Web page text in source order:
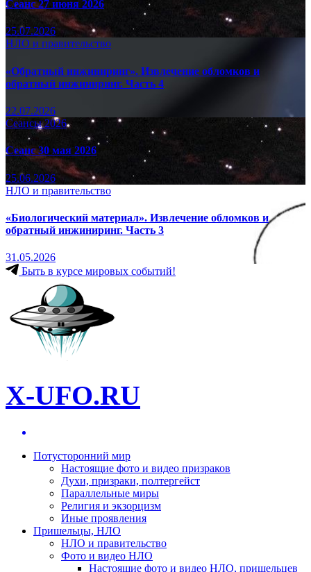
Сеанс 27 июня 2026
25.07.2026
НЛО и правительство
«Обратный инжиниринг». Извлечение обломков и
обратный инжиниринг. Часть 4
22.07.2026
Сеансы 2026
Сеанс 30 мая 2026
25.06.2026
НЛО и правительство
«Биологический материал». Извлечение обломков и
обратный инжиниринг. Часть 3
31.05.2026
Быть в курсе мировых событий!
X-UFO.RU
Потусторонний мир
Настоящие фото и видео призраков
Духи, призраки, полтергейст
Параллельные миры
Религия и экзорцизм
Иные проявления
Пришельцы, НЛО
НЛО и правительство
Фото и видео НЛО
Настоящие фото и видео НЛО, пришельцев